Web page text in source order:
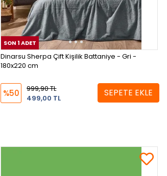
SON 1 ADET
Dinarsu Sherpa Çift Kişilik Battaniye - Gri -
180x220 cm
%50
999,90 TL
499,00 TL
SEPETE EKLE